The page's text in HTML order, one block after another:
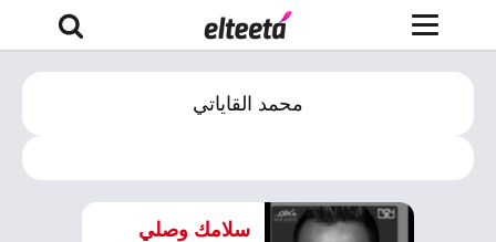
محمد القاياتي
سلامك وصلي